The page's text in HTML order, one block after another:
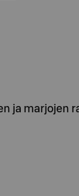
ja marjojen